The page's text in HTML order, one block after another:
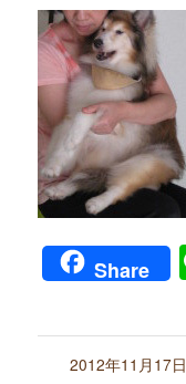
Share
2012年11月17日
/